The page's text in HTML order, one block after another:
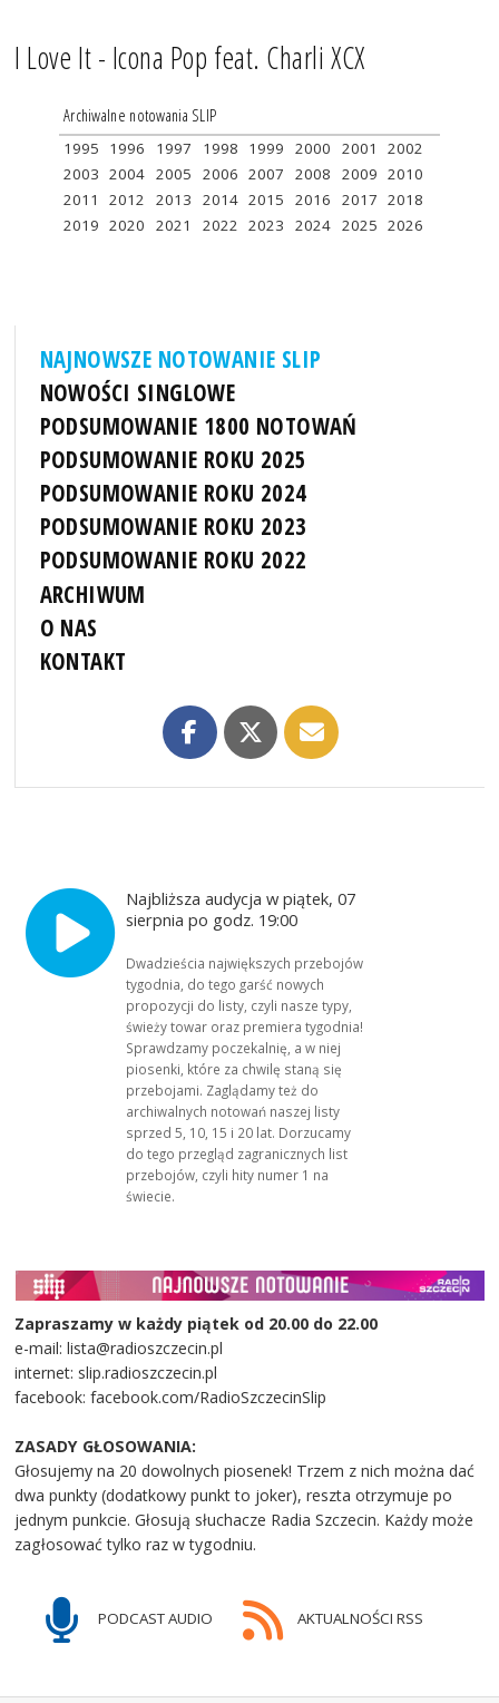
I Love It - Icona Pop feat. Charli XCX
Archiwalne notowania SLIP
1995 1996 1997 1998 1999 2000 2001
2002
2003 2004 2005 2006 2007 2008 2009 2010
2011
2012 2013 2014 2015 2016 2017 2018
2019 2020 2021 2022 2023 2024 2025 2026
NAJNOWSZE NOTOWANIE SLIP
NOWOŚCI SINGLOWE
PODSUMOWANIE 1800 NOTOWAŃ
PODSUMOWANIE ROKU 2025
PODSUMOWANIE ROKU 2024
PODSUMOWANIE ROKU 2023
PODSUMOWANIE ROKU 2022
ARCHIWUM
O NAS
KONTAKT
Najbliższa audycja w piątek, 07
sierpnia po godz. 19:00
Dwadzieścia największych przebojów
tygodnia, do tego garść nowych
propozycji do listy, czyli nasze typy,
świeży towar oraz premiera tygodnia!
Sprawdzamy poczekalnię, a w niej
piosenki, które za chwilę staną się
przebojami. Zaglądamy też do
archiwalnych notowań naszej listy
sprzed 5, 10, 15 i 20 lat. Dorzucamy
do tego przegląd zagranicznych list
przebojów, czyli hity numer 1 na
świecie.
Zapraszamy w każdy piątek od 20.00 do 22.00
e-mail: lista@radioszczecin.pl
internet: slip.radioszczecin.pl
facebook: facebook.com/RadioSzczecinSlip
ZASADY GŁOSOWANIA:
Głosujemy na 20 dowolnych piosenek! Trzem z nich można dać
dwa punkty (dodatkowy punkt to joker), reszta otrzymuje po
jednym punkcie. Głosują słuchacze Radia Szczecin. Każdy może
zagłosować tylko raz w tygodniu.
PODCAST AUDIO AKTUALNOŚCI RSS